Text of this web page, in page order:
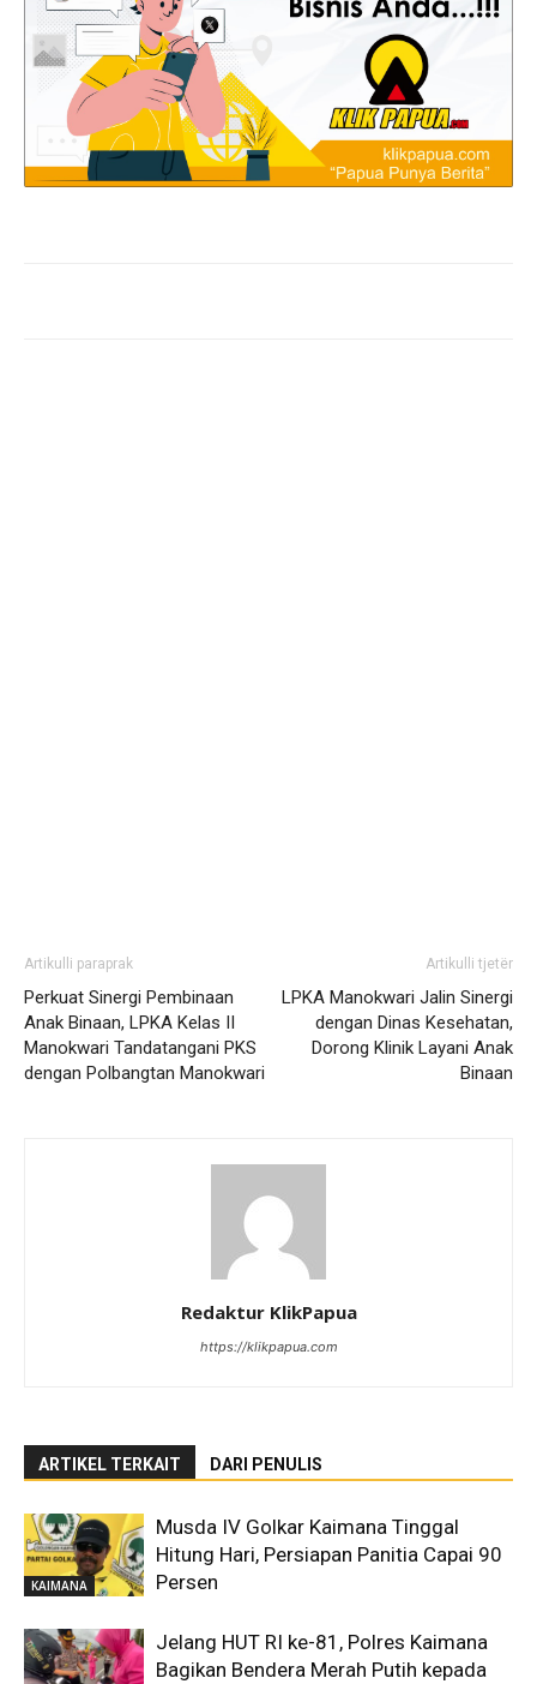
Artikulli paraprak
Perkuat Sinergi Pembinaan
Anak Binaan, LPKA Kelas II
Manokwari Tandatangani PKS
dengan Polbangtan Manokwari
Artikulli tjetër
LPKA Manokwari Jalin Sinergi
dengan Dinas Kesehatan,
Dorong Klinik Layani Anak
Binaan
Redaktur KlikPapua
https://klikpapua.com
ARTIKEL TERKAIT DARI PENULIS
KAIMANA
Musda IV Golkar Kaimana Tinggal
Hitung Hari, Persiapan Panitia Capai 90
Persen
Jelang HUT RI ke-81, Polres Kaimana
Bagikan Bendera Merah Putih kepada